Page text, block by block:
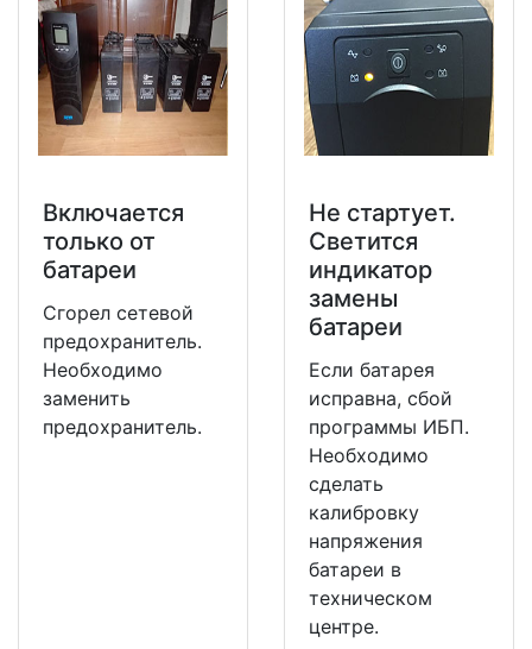
Включается
только от
батареи
Сгорел сетевой
предохранитель.
Необходимо
заменить
предохранитель.
Не стартует.
Светится
индикатор
замены
батареи
Если батарея
исправна, сбой
программы ИБП.
Необходимо
сделать
калибровку
напряжения
батареи в
техническом
центре.